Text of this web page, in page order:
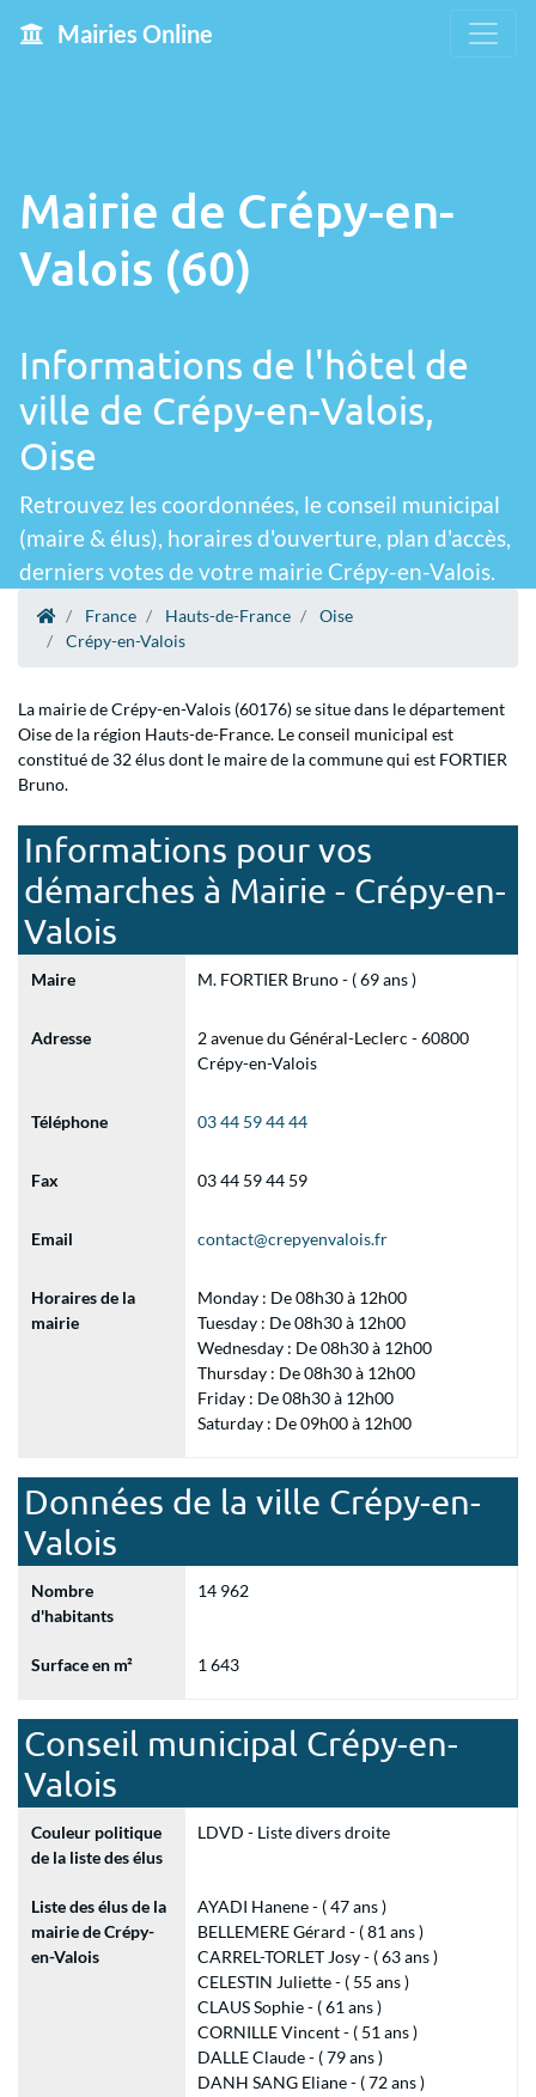
Mairies Online
Mairie de Crépy-en-
Valois (60)
Informations de l'hôtel de
ville de Crépy-en-Valois,
Oise
Retrouvez les coordonnées, le conseil municipal
(maire & élus), horaires d'ouverture, plan d'accès,
derniers votes de votre mairie Crépy-en-Valois.
France Hauts-de-France
Oise
Crépy-en-Valois
La mairie de Crépy-en-Valois (60176) se situe dans le département
Oise de la région Hauts-de-France. Le conseil municipal est
constitué de 32 élus dont le maire de la commune qui est FORTIER
Bruno.
Informations pour vos
démarches à Mairie - Crépy-en-
Valois
Maire M. FORTIER Bruno - ( 69 ans )
Adresse
2 avenue du Général-Leclerc - 60800
Crépy-en-Valois
Téléphone 03 44 59 44 44
Fax 03 44 59 44 59
Email contact@crepyenvalois.fr
Horaires de la
mairie
Monday : De 08h30 à 12h00
Tuesday : De 08h30 à 12h00
Wednesday : De 08h30 à 12h00
Thursday : De 08h30 à 12h00
Friday : De 08h30 à 12h00
Saturday : De 09h00 à 12h00
Données de la ville Crépy-en-
Valois
Nombre
d'habitants
14 962
Surface en m² 1 643
Conseil municipal Crépy-en-
Valois
Couleur politique
de la liste des élus
LDVD - Liste divers droite
Liste des élus de la
mairie de Crépy-
en-Valois
AYADI Hanene - ( 47 ans )
BELLEMERE Gérard - ( 81 ans )
CARREL-TORLET Josy - ( 63 ans )
CELESTIN Juliette - ( 55 ans )
CLAUS Sophie - ( 61 ans )
CORNILLE Vincent - ( 51 ans )
DALLE Claude - ( 79 ans )
DANH SANG Eliane - ( 72 ans )